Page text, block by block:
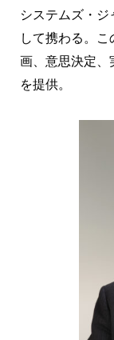
システムズ・ジ
して携わる。
画、意思決定、
を提供。